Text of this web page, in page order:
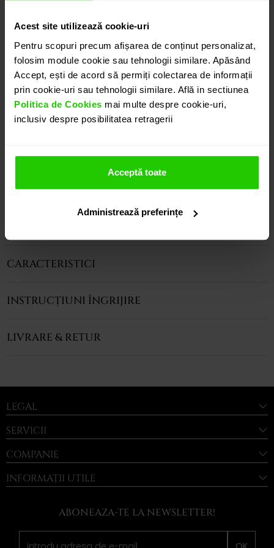
Acest site utilizează cookie-uri
Pentru scopuri precum afișarea de conținut personalizat,
folosim module cookie sau tehnologii similare. Apăsând
Accept, ești de acord să permiți colectarea de informații
prin cookie-uri sau tehnologii similare. Află in sectiunea
Politica de Cookies mai multe despre cookie-uri,
inclusiv despre posibilitatea retragerii
Acceptă toate
Administrează preferințe
DETALII
COLIER GALA
Colierul yennis CASIANI GALA cu Smaralde este o
Modele complementare acestui produs puteti
vizitand showroom-ul nostru.
CARACTERISTICI
INSTRUCȚIUNI ÎNGRIJIRE
LIVRARE & RETUR
LEGAL
SERVICII
COMPANIE
INFORMAȚII UTILE
ABONEAZA-TE LA NEWSLETTER!